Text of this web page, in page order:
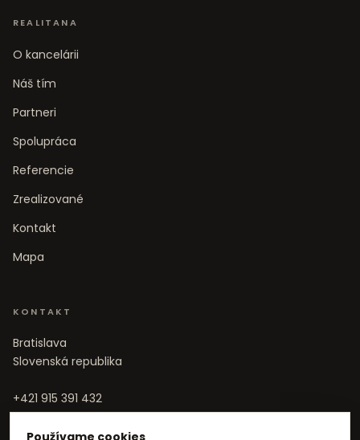
REALITANA
O kancelárii
Náš tím
Partneri
Spolupráca
Referencie
Zrealizované
Kontakt
Mapa
KONTAKT
Bratislava
Slovenská republika
+421 915 391 432
info@realitana.sk
Používame cookies